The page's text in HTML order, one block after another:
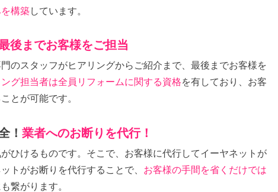
構築しています。
後までお客様をご担当
のスタッフがヒアリングからご紹介まで、最後までお客様を
グ担当者は全員リフォームに関する資格を有しており、お客
とが可能です。
！ 業者へのお断りを代行！
ひけるものです。そこで、お客様に代行してイーヤネットが
トがお断りを代行することで、 お客様の手間を省くだけでは
繋がります。